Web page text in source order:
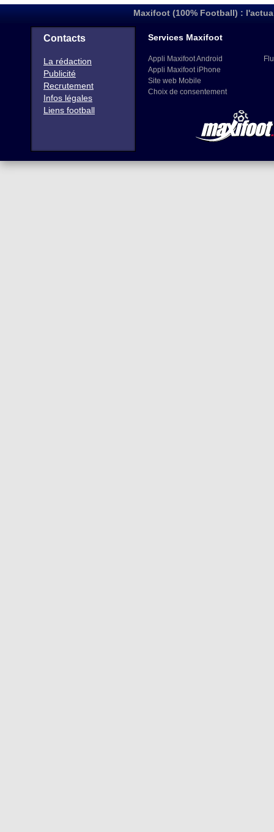
Maxifoot (100% Football) :
Contacts
La rédaction
Publicité
Recrutement
Infos légales
Liens football
Services Maxifoot
Appli Maxifoot Android
Appli Maxifoot iPhone
Site web Mobile
Choix de consentement